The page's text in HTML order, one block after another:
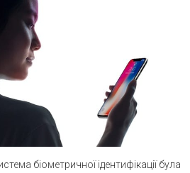
біометричної ідентифікації була